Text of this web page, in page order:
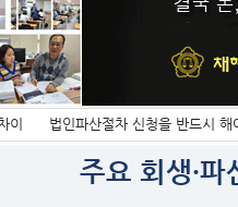
이 법인파산절차 신청을 반드시 해
주요 회생·파